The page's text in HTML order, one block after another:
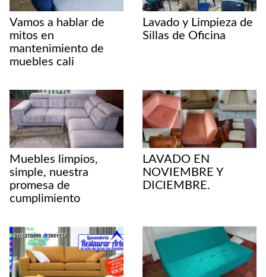
p
p
k
s
t
n
t
i
Vamos a hablar de
mitos en
mantenimiento de
muebles cali
Lavado y Limpieza de
Sillas de Oficina
Muebles limpios,
simple, nuestra
promesa de
cumplimiento
LAVADO EN
NOVIEMBRE Y
DICIEMBRE.